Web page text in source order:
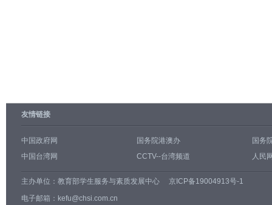
友情链接
中国政府网 国务院港澳办
国务
中国台湾网
CCTV--台湾频道 人民
主办单位： 教育部学生服务与素质发展中心
京ICP备19004913号-1
电子邮箱：kefu@chsi.com.cn